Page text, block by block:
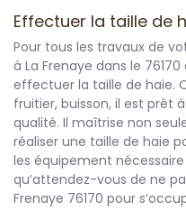
Effectuer la taille de
Pour tous les travaux de
à La Frenaye dans le
effectuer la taille de haie.
fruitier, buisson, il est prêt
qualité. Il maîtrise non
réaliser une taille de haie
les équipement
qu’attendez-vous de ne
Frenaye 76170 pour